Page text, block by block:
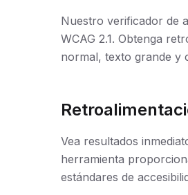
Nuestro verificador de
WCAG 2.1. Obtenga
normal, texto grande y
Vea resultados
herramienta
estándares de